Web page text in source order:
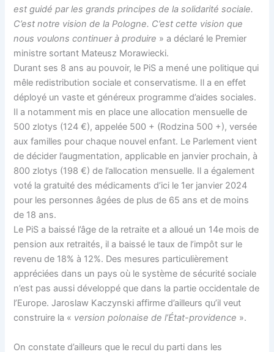
est guidé par les grands principes de la solidarité sociale.
C’est notre vision de la Pologne. C’est cette vision que
nous voulons continuer à produire » a déclaré le Premier
ministre sortant Mateusz Morawiecki.
Durant ses 8 ans au pouvoir, le PiS a mené une politique qui
mêle redistribution sociale et conservatisme. Il a en effet
déployé un vaste et généreux programme d’aides sociales.
Il a notamment mis en place une allocation mensuelle de
500 zlotys (124 €), appelée 500 + (Rodzina 500 +), versée
aux familles pour chaque nouvel enfant. Le Parlement vient
de décider l’augmentation, applicable en janvier prochain, à
800 zlotys (198 €) de l’allocation mensuelle. Il a également
voté la gratuité des médicaments d’ici le 1er janvier 2024
pour les personnes âgées de plus de 65 ans et de moins
de 18 ans.
Le PiS a baissé l’âge de la retraite et a alloué un 14e mois de
pension aux retraités, il a baissé le taux de l’impôt sur le
revenu de 18% à 12%. Des mesures particulièrement
appréciées dans un pays où le système de sécurité sociale
n’est pas aussi développé que dans la partie occidentale de
l’Europe. Jaroslaw Kaczynski affirme d’ailleurs qu’il veut
construire la « version polonaise de l’État-providence ».
On constate d’ailleurs que le recul du parti dans les